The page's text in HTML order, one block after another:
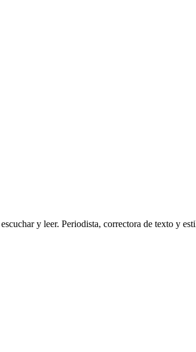
y leer. Periodista, correctora de texto y